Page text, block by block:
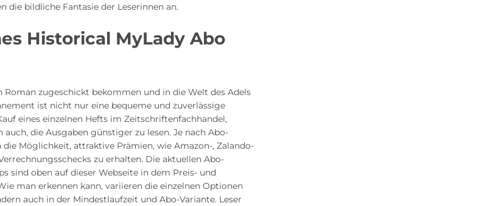
die bildliche Fantasie der Leserinnen an.
Historical MyLady Abo
Roman zugeschickt bekommen und in die Welt des Adels
ist nicht nur eine bequeme und zuverlässige
eines einzelnen Hefts im Zeitschriftenfachhandel,
die Ausgaben günstiger zu lesen. Je nach Abo-
Möglichkeit, attraktive Prämien, wie Amazon-, Zalando-
zu erhalten. Die aktuellen Abo-
sind oben auf dieser Webseite in dem Preis- und
man erkennen kann, variieren die einzelnen Optionen
auch in der Mindestlaufzeit und Abo-Variante. Leser